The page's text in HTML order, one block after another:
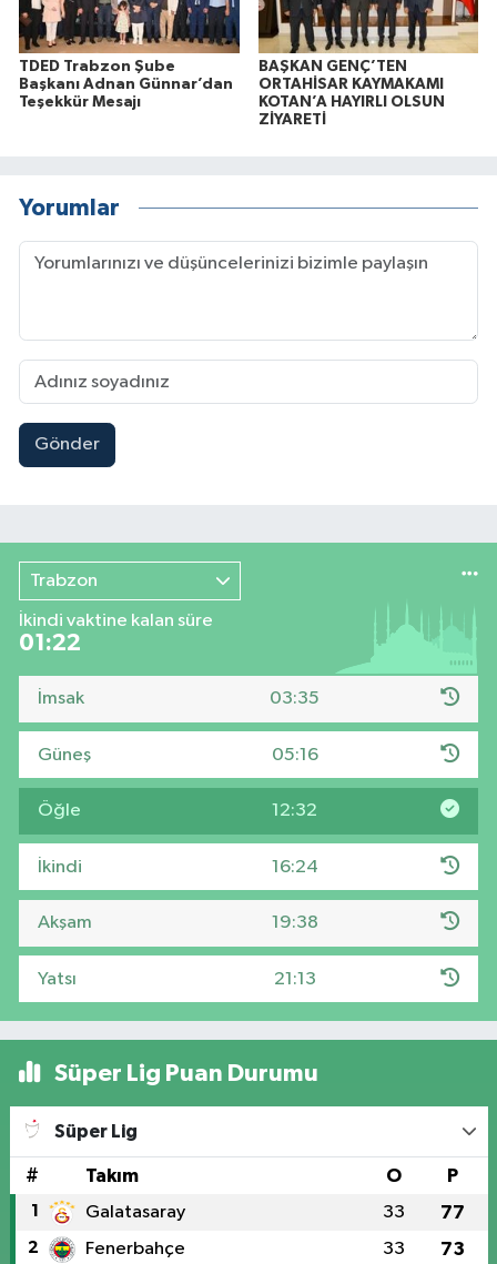
TDED Trabzon Şube
Başkanı Adnan Günnar’dan
Teşekkür Mesajı
BAŞKAN GENÇ’TEN
ORTAHİSAR KAYMAKAMI
KOTAN’A HAYIRLI OLSUN
ZİYARETİ
Yorumlar
Gönder
Trabzon
İkindi vaktine kalan süre
01:21
İmsak 03:35
Güneş 05:16
Öğle 12:32
İkindi 16:24
Akşam 19:38
Yatsı 21:13
Süper Lig Puan Durumu
Süper Lig
# Takım O P
1 Galatasaray 33 77
2 Fenerbahçe 33 73